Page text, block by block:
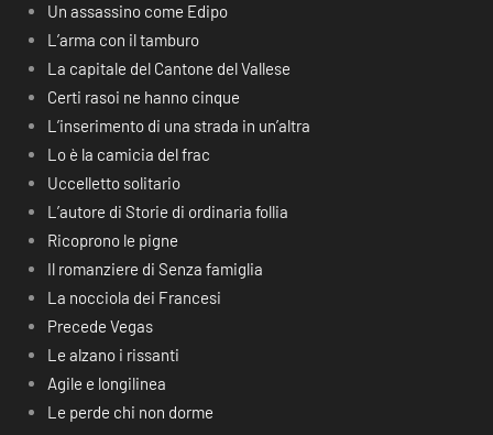
Un assassino come Edipo
L’arma con il tamburo
La capitale del Cantone del Vallese
Certi rasoi ne hanno cinque
L’inserimento di una strada in un’altra
Lo è la camicia del frac
Uccelletto solitario
L’autore di Storie di ordinaria follia
Ricoprono le pigne
Il romanziere di Senza famiglia
La nocciola dei Francesi
Precede Vegas
Le alzano i rissanti
Agile e longilinea
Le perde chi non dorme